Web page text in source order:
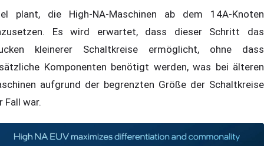
plant, die High-NA-Maschinen ab dem 14A-Knoten
Es wird erwartet, dass dieser Schritt das
kleinerer Schaltkreise ermöglicht, ohne dass
Komponenten benötigt werden, was bei älteren
aufgrund der begrenzten Größe der Schaltkreise
Fall war.